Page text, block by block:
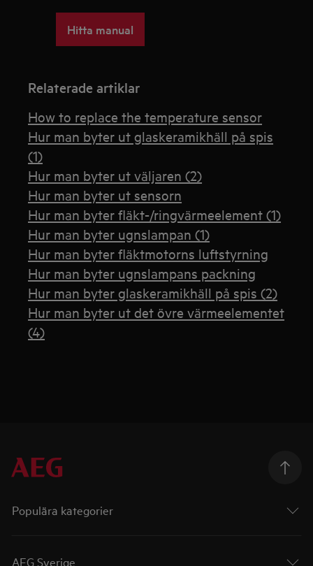
Hitta manual
Relaterade artiklar
How to replace the temperature sensor
Hur man byter ut glaskeramikhäll på spis
(1)
Hur man byter ut väljaren (2)
Hur man byter ut sensorn
Hur man byter fläkt-/ringvärmeelement (1)
Hur man byter ugnslampan (1)
Hur man byter fläktmotorns luftstyrning
Hur man byter ugnslampans packning
Hur man byter glaskeramikhäll på spis (2)
Hur man byter ut det övre värmeelementet
(4)
Populära kategorier
AEG Sverige